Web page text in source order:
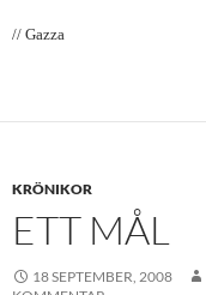
// Gazza
KRÖNIKOR
ETT MÅL
18 SEPTEMBER, 2008